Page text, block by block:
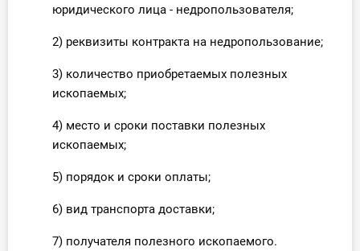
юридического лица - недропользователя;
2) реквизиты контракта на недропользование;
3) количество приобретаемых полезных
ископаемых;
4) место и сроки поставки полезных
ископаемых;
5) порядок и сроки оплаты;
6) вид транспорта доставки;
7) получателя полезного ископаемого.